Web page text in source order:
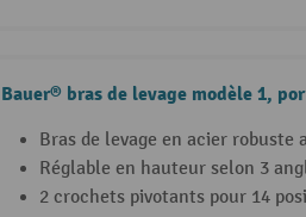
Bauer® bras de levage modèle 1,
Bras de levage en acier robuste
Réglable en hauteur selon 3
2 crochets pivotants pour 14